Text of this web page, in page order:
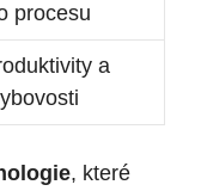
procesu
a
, které